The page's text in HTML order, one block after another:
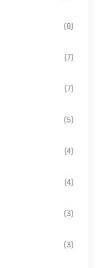
(8)
(7)
(7)
(5)
(4)
(4)
(3)
(3)